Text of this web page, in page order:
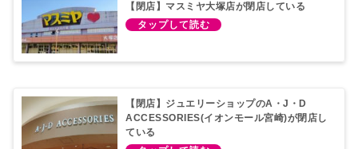
【閉店】マスミヤ大塚店が閉店している
【閉店】ジュエリーショップのA・J・D
ACCESSORIES(イオンモール宮崎)が閉店し
ている